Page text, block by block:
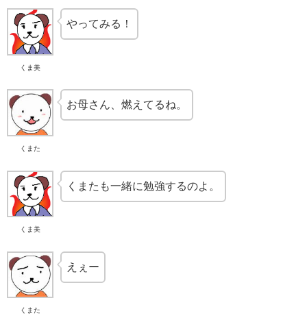
くま美
やってみる！
くまた
お母さん、燃えてるね。
くま美
くまたも一緒に勉強するのよ。
くまた
えぇー